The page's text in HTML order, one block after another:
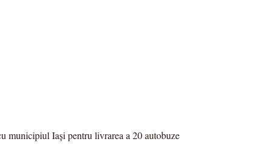
municipiul Iași pentru livrarea a 20 autobuze